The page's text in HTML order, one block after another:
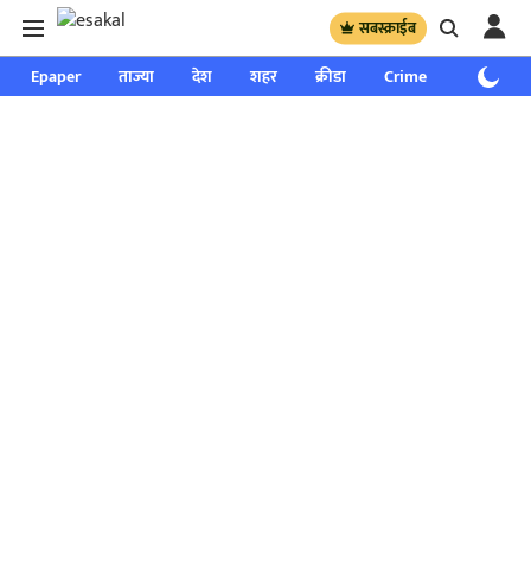
सबस्क्राईब
Epaper ताज्या देश शहर क्रीडा Crime साप्ताहिक